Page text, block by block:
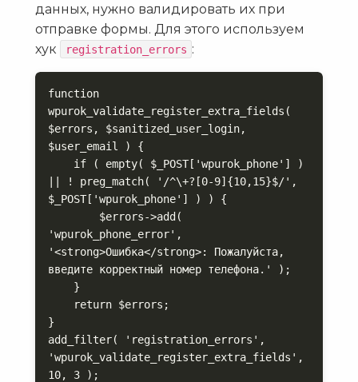
данных, нужно валидировать их при
отправке формы. Для этого используем
хук
registration_errors :
function
wpurok_validate_register_extra_fields(
$errors, $sanitized_user_login,
$user_email ) {
|| ! preg_match( '/^\+?[0-9]{10,15}$/',
$_POST['wpurok_phone'] ) ) {
'wpurok_phone_error',
'<strong>Ошибка</strong>: Пожалуйста,
введите корректный номер телефона.' );
}
add_filter( 'registration_errors',
'wpurok_validate_register_extra_fields',
10, 3 );